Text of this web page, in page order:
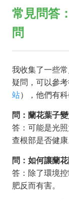
常見問答
問
我收集了一些
疑問，可以參
站），他們有
問：蘭花葉子
答：可能是光
查根部是否健康
問：如何讓蘭
答：除了環境
肥反而有害。